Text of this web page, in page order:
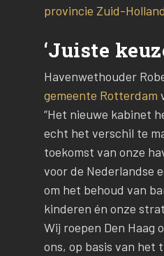
provincie Zuid-Holland
‘Juiste
Havenwethouder
gemeente Rotterdam
“Het nieuwe kabinet
echt het verschil te
toekomst van onze
voor de Nederlandse
om het behoud van
kinderen én onze
Wij roepen Den Haag
ons, op basis van het